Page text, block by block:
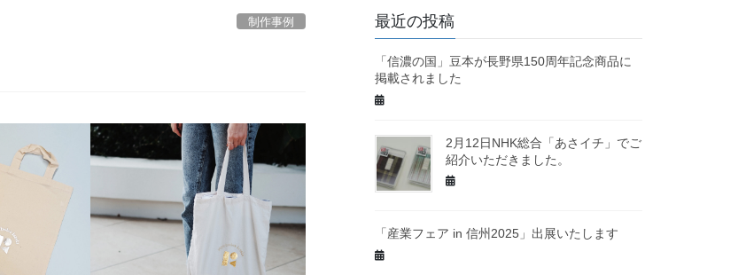
制作事例 最近の投稿
「信濃の国」豆本が長野県150周年記念商品に
掲載されました
2月12日NHK総合「あさイチ」でご
紹介いただきました。
「産業フェア in 信州2025」出展いたします